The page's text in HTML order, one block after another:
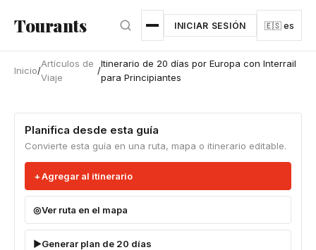
Tourants INICIAR SESIÓN 🇪🇸 es
Inicio/
Artículos de
Viaje
/
Itinerario de 20 días por Europa con Interrail
para Principiantes
Planifica desde esta guía
Convierte esta guía en una ruta, mapa o itinerario editable.
Agregar al itinerario
Ver ruta en el mapa
Generar plan de 20 días